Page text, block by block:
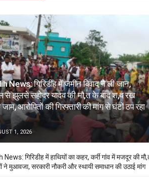
News: गिरिडीह में जमीन विवाद ने ली जान,
से झुलसे सहोदर यादव की मौ,त के बाद श,व रख
आरोपितों की गिरफ्तारी की मांग से घंटों ठप रहा
1, 2026
गिरिडीह में हाथियों का कहर, कर्री गांव में मजदूर की
ने मुआवजा, सरकारी नौकरी और स्थायी समाधान की उठाई मांग